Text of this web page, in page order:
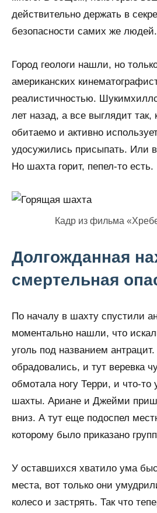
действительно держать в
безопасности самих же людей.
Город геологи нашли, но
американских
реалистичностью.
лет назад, а все выглядит так,
обитаемо и активно
удосужились присыпать. Или
Но шахта горит, пепел-то есть.
Кадр из фильма
Долгожданная
смертельная
По началу в шахту спустили
моментально нашли, что
уголь под названием антрацит.
обрадовались, и тут веревка
обмотала ногу Терри, и что-то
шахты. Ариане и Джейми
вниз. А тут еще подоспел
которому было приказано
У оставшихся хватило ума
места, вот только они
колесо и застрять. Так что